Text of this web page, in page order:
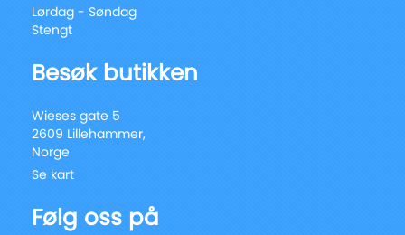
Lørdag - Søndag
Stengt
Besøk butikken
Wieses gate 5
2609 Lillehammer,
Norge
Se kart
Følg oss på